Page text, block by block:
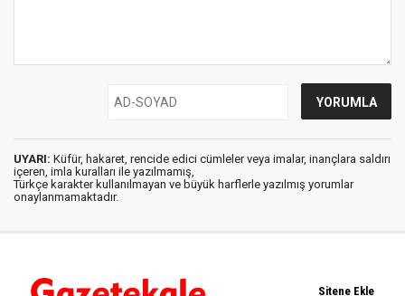
UYARI: Küfür, hakaret, rencide edici cümleler veya imalar, inançlara saldırı
içeren, imla kuralları ile yazılmamış,
Türkçe karakter kullanılmayan ve büyük harflerle yazılmış yorumlar
onaylanmamaktadır.